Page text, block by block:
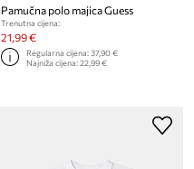
Pamučna polo majica Guess
Trenutna cijena:
21,99 €
Regularna cijena:37,90 €
Najniža cijena:22,99 €